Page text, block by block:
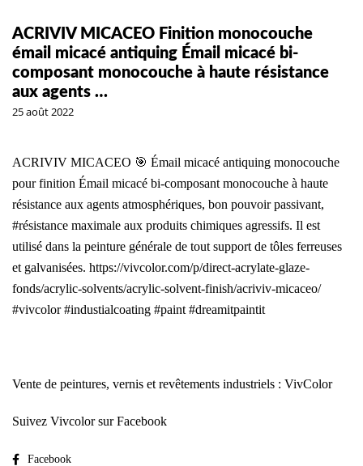
ACRIVIV MICACEO Finition monocouche
émail micacé antiquing Émail micacé bi-
composant monocouche à haute résistance
aux agents …
25 août 2022
ACRIVIV MICACEO 🎯 Émail micacé antiquing monocouche
pour finition Émail micacé bi-composant monocouche à haute
résistance aux agents atmosphériques, bon pouvoir passivant,
#résistance maximale aux produits chimiques agressifs. Il est
utilisé dans la peinture générale de tout support de tôles ferreuses
et galvanisées. https://vivcolor.com/p/direct-acrylate-glaze-
fonds/acrylic-solvents/acrylic-solvent-finish/acriviv-micaceo/
#vivcolor #industialcoating #paint #dreamitpaintit
Vente de peintures, vernis et revêtements industriels : VivColor
Suivez Vivcolor sur Facebook
Facebook